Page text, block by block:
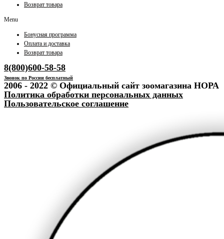
Возврат товара
Menu
Бонусная программа
Оплата и доставка
Возврат товара
8(800)600-58-58
Звонок по России бесплатный
2006 - 2022 © Официальный сайт зоомагазина НОРА
Политика обработки персональных данных
Пользовательское соглашение